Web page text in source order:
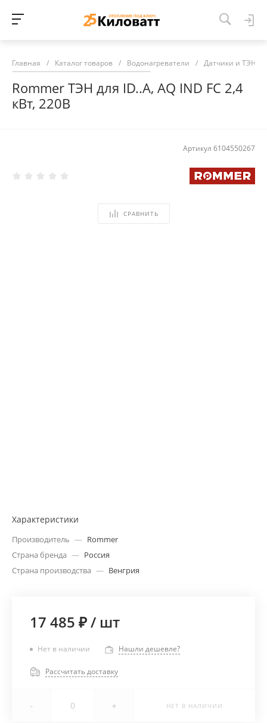
Главная / Каталог товаров / Водонагреватели / Датчики и ТЭНы
Rommer ТЭН для ID..A, AQ IND FC 2,4
кВт, 220B
Артикул 6104550267
СРАВНИТЬ
Характеристики
Производитель — Rommer
Страна бренда — Россия
Страна производства — Венгрия
17 485 ₽/ шт
Нет в наличии Нашли дешевле?
Рассчитать доставку
- + НЕТ В НАЛИЧИИ